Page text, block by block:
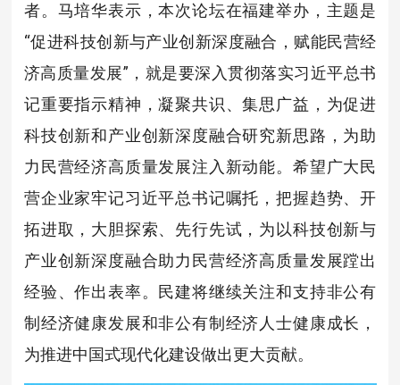
者。马培华表示，本次论坛在福建举办，主题是
“促进科技创新与产业创新深度融合，赋能民营经
济高质量发展”，就是要深入贯彻落实习近平总书
记重要指示精神，凝聚共识、集思广益，为促进
科技创新和产业创新深度融合研究新思路，为助
力民营经济高质量发展注入新动能。希望广大民
营企业家牢记习近平总书记嘱托，把握趋势、开
拓进取，大胆探索、先行先试，为以科技创新与
产业创新深度融合助力民营经济高质量发展蹚出
经验、作出表率。民建将继续关注和支持非公有
制经济健康发展和非公有制经济人士健康成长，
为推进中国式现代化建设做出更大贡献。